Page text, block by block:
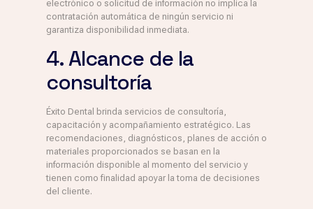
electrónico o solicitud de información no implica la
contratación automática de ningún servicio ni
garantiza disponibilidad inmediata.
4. Alcance de la
consultoría
Éxito Dental brinda servicios de consultoría,
capacitación y acompañamiento estratégico. Las
recomendaciones, diagnósticos, planes de acción o
materiales proporcionados se basan en la
información disponible al momento del servicio y
tienen como finalidad apoyar la toma de decisiones
del cliente.